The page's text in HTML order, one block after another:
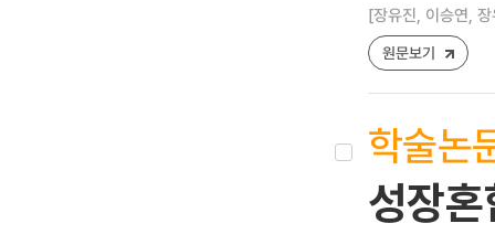
[장유진, 이승연,
원문보기
학술논
성장